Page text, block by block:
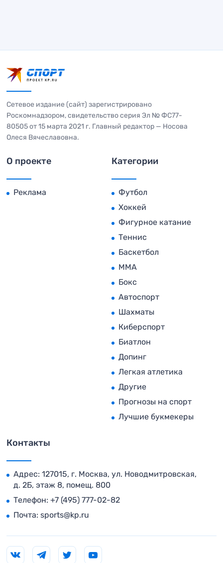
Сетевое издание (сайт) зарегистрировано
Роскомнадзором, свидетельство серия Эл № ФС77-
80505 от 15 марта 2021 г. Главный редактор — Носова
Олеся Вячеславовна.
О проекте
Реклама
Категории
Футбол
Хоккей
Фигурное катание
Теннис
Баскетбол
MMA
Бокс
Автоспорт
Шахматы
Киберспорт
Биатлон
Допинг
Легкая атлетика
Другие
Прогнозы на спорт
Лучшие букмекеры
Контакты
Адрес: 127015, г. Москва, ул. Новодмитровская,
д. 2Б, этаж 8, помещ. 800
Телефон: +7 (495) 777-02-82
Почта: sports@kp.ru